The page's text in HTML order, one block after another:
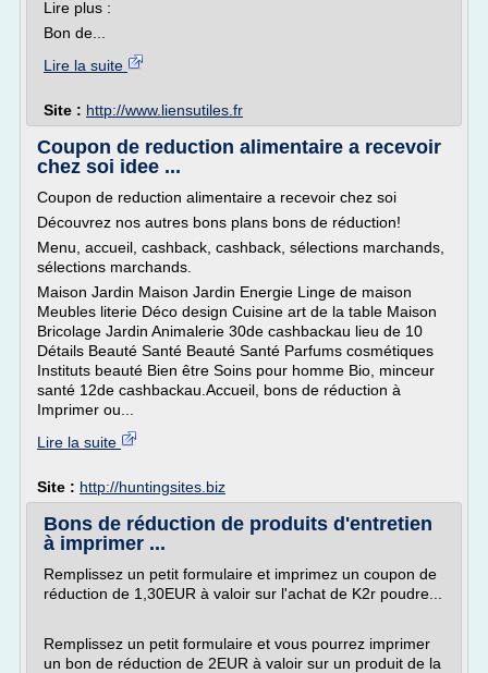
Lire plus :
Bon de...
Lire la suite
Site : http://www.liensutiles.fr
Coupon de reduction alimentaire a recevoir
chez soi idee ...
Coupon de reduction alimentaire a recevoir chez soi
Découvrez nos autres bons plans bons de réduction!
Menu, accueil, cashback, cashback, sélections marchands,
sélections marchands.
Maison Jardin Maison Jardin Energie Linge de maison
Meubles literie Déco design Cuisine art de la table Maison
Bricolage Jardin Animalerie 30de cashbackau lieu de 10
Détails Beauté Santé Beauté Santé Parfums cosmétiques
Instituts beauté Bien être Soins pour homme Bio, minceur
santé 12de cashbackau.Accueil, bons de réduction à
Imprimer ou...
Lire la suite
Site : http://huntingsites.biz
Bons de réduction de produits d'entretien
à imprimer ...
Remplissez un petit formulaire et imprimez un coupon de
réduction de 1,30EUR à valoir sur l'achat de K2r poudre...
Remplissez un petit formulaire et vous pourrez imprimer
un bon de réduction de 2EUR à valoir sur un produit de la